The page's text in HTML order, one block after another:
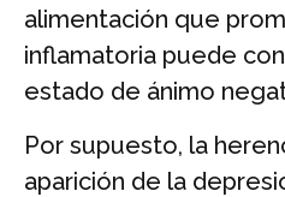
alimentación que
inflamatoria puede
estado de ánimo
Por supuesto, la
aparición de la